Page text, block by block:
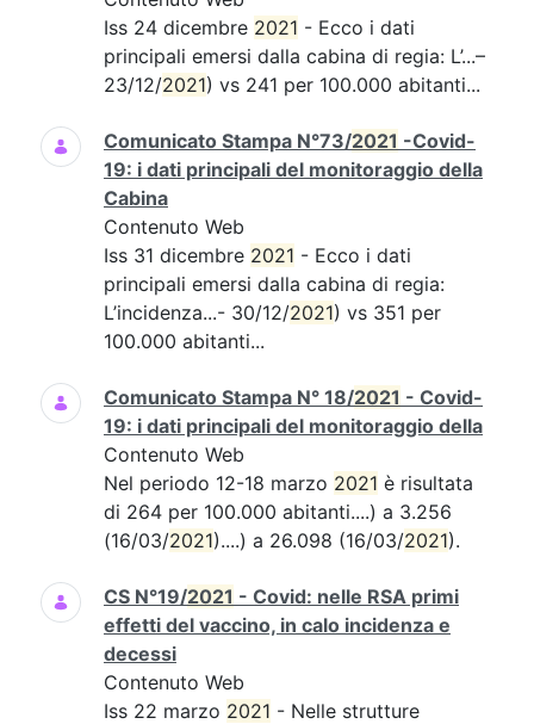
Iss 24 dicembre 2021 - Ecco i dati
principali emersi dalla cabina di regia: L’...–
23/12/2021) vs 241 per 100.000 abitanti...
Comunicato Stampa N°73/2021 -Covid-
19: i dati principali del monitoraggio della
Cabina
Contenuto Web
Iss 31 dicembre 2021 - Ecco i dati
principali emersi dalla cabina di regia:
L’incidenza...- 30/12/2021) vs 351 per
100.000 abitanti...
Comunicato Stampa N° 18/2021 - Covid-
19: i dati principali del monitoraggio della
Contenuto Web
Nel periodo 12-18 marzo 2021 è risultata
di 264 per 100.000 abitanti....) a 3.256
(16/03/2021)....) a 26.098 (16/03/2021).
CS N°19/2021 - Covid: nelle RSA primi
effetti del vaccino, in calo incidenza e
decessi
Contenuto Web
Iss 22 marzo 2021 - Nelle strutture